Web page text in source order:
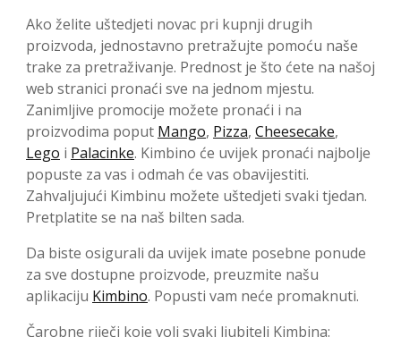
Ako želite uštedjeti novac pri kupnji drugih
proizvoda, jednostavno pretražujte pomoću naše
trake za pretraživanje. Prednost je što ćete na našoj
web stranici pronaći sve na jednom mjestu.
Zanimljive promocije možete pronaći i na
proizvodima poput Mango, Pizza, Cheesecake,
Lego i Palacinke. Kimbino će uvijek pronaći najbolje
popuste za vas i odmah će vas obavijestiti.
Zahvaljujući Kimbinu možete uštedjeti svaki tjedan.
Pretplatite se na naš bilten sada.
Da biste osigurali da uvijek imate posebne ponude
za sve dostupne proizvode, preuzmite našu
aplikaciju Kimbino. Popusti vam neće promaknuti.
Čarobne riječi koje voli svaki ljubitelj Kimbina: